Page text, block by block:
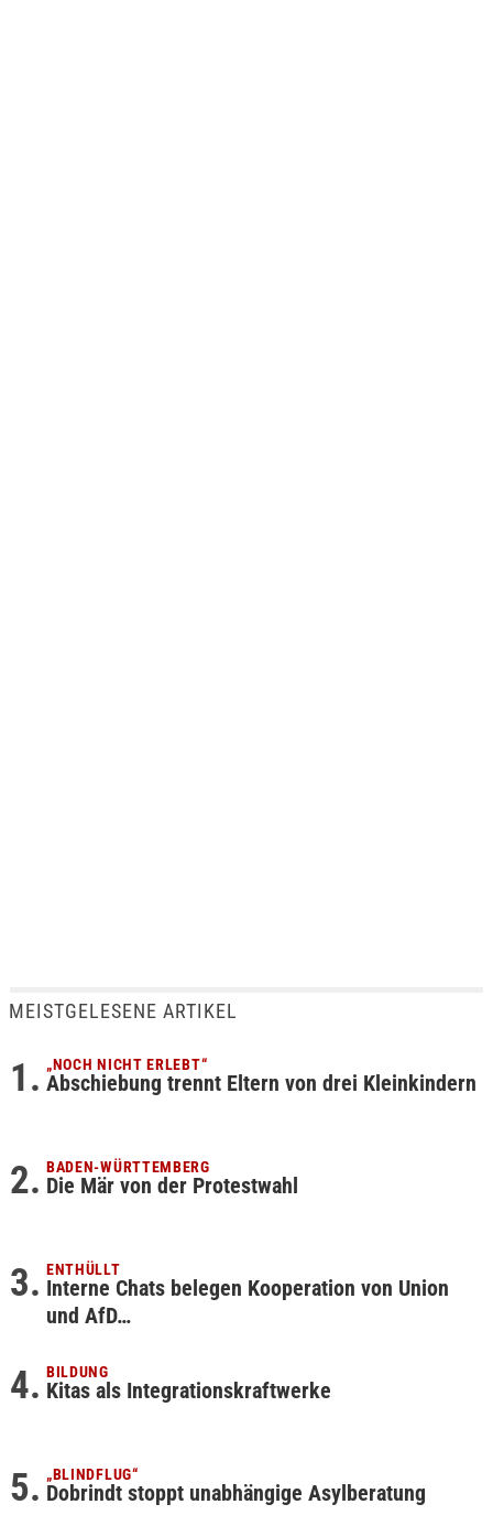
MEISTGELESENE ARTIKEL
„NOCH NICHT ERLEBT“
Abschiebung trennt Eltern von drei Kleinkindern
BADEN-WÜRTTEMBERG
Die Mär von der Protestwahl
ENTHÜLLT
Interne Chats belegen Kooperation von Union
und AfD…
BILDUNG
Kitas als Integrationskraftwerke
„BLINDFLUG“
Dobrindt stoppt unabhängige Asylberatung